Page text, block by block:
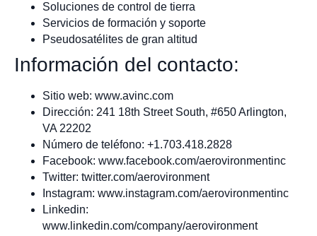
Soluciones de control de tierra
Servicios de formación y soporte
Pseudosatélites de gran altitud
Información del contacto:
Sitio web: www.avinc.com
Dirección: 241 18th Street South, #650 Arlington,
VA 22202
Número de teléfono: +1.703.418.2828
Facebook: www.facebook.com/aerovironmentinc
Twitter: twitter.com/aerovironment
Instagram: www.instagram.com/aerovironmentinc
Linkedin:
www.linkedin.com/company/aerovironment